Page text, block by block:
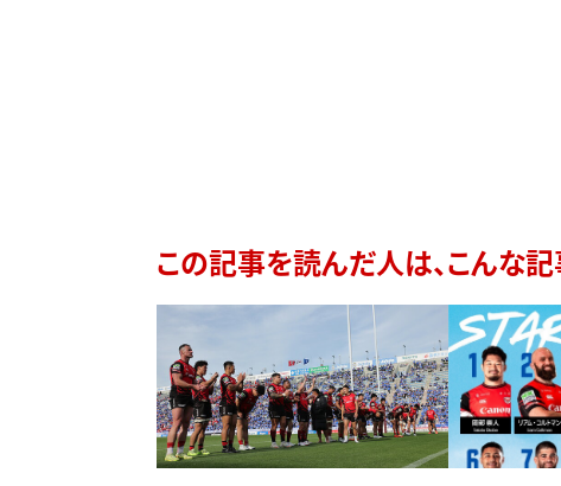
この記事を読んだ人は、こんな記